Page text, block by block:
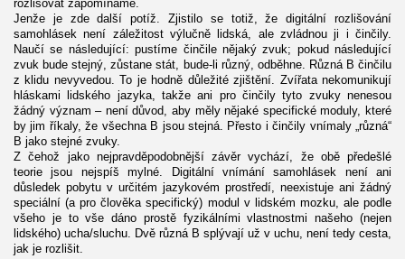
rozlišovat zapomínáme.
Jenže je zde další potíž. Zjistilo se totiž, že digitální rozlišování
samohlásek není záležitost výlučně lidská, ale zvládnou ji i činčily.
Naučí se následující: pustíme činčile nějaký zvuk; pokud následující
zvuk bude stejný, zůstane stát, bude-li různý, odběhne. Různá B činčilu
z klidu nevyvedou. To je hodně důležité zjištění. Zvířata nekomunikují
hláskami lidského jazyka, takže ani pro činčily tyto zvuky nenesou
žádný význam – není důvod, aby měly nějaké specifické moduly, které
by jim říkaly, že všechna B jsou stejná. Přesto i činčily vnímaly „různá“
B jako stejné zvuky.
Z čehož jako nejpravděpodobnější závěr vychází, že obě předešlé
teorie jsou nejspíš mylné. Digitální vnímání samohlásek není ani
důsledek pobytu v určitém jazykovém prostředí, neexistuje ani žádný
speciální (a pro člověka specifický) modul v lidském mozku, ale podle
všeho je to vše dáno prostě fyzikálními vlastnostmi našeho (nejen
lidského) ucha/sluchu. Dvě různá B splývají už v uchu, není tedy cesta,
jak je rozlišit.